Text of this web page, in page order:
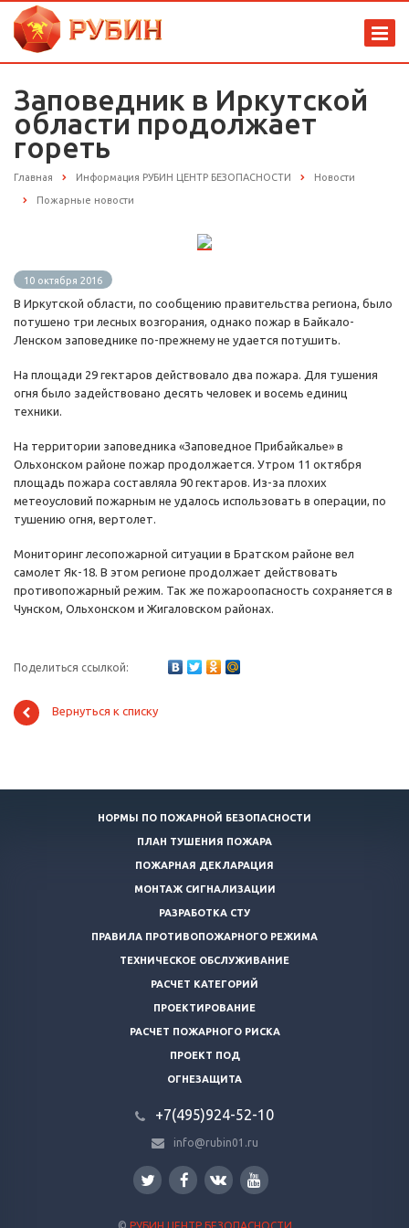
Заповедник в Иркутской
области продолжает
гореть
Главная Информация РУБИН ЦЕНТР БЕЗОПАСНОСТИ Новости
Пожарные новости
10 октября 2016
В Иркутской области, по сообщению правительства региона, было
потушено три лесных возгорания, однако пожар в Байкало-
Ленском заповеднике по-прежнему не удается потушить.
На площади 29 гектаров действовало два пожара. Для тушения
огня было задействовано десять человек и восемь единиц
техники.
На территории заповедника «Заповедное Прибайкалье» в
Ольхонском районе пожар продолжается. Утром 11 октября
площадь пожара составляла 90 гектаров. Из-за плохих
метеоусловий пожарным не удалось использовать в операции, по
тушению огня, вертолет.
Мониторинг лесопожарной ситуации в Братском районе вел
самолет Як-18. В этом регионе продолжает действовать
противопожарный режим. Так же пожароопасность сохраняется в
Чунском, Ольхонском и Жигаловском районах.
Поделиться ссылкой:
Вернуться к списку
НОРМЫ ПО ПОЖАРНОЙ БЕЗОПАСНОСТИ
ПЛАН ТУШЕНИЯ ПОЖАРА
ПОЖАРНАЯ ДЕКЛАРАЦИЯ
МОНТАЖ СИГНАЛИЗАЦИИ
РАЗРАБОТКА СТУ
ПРАВИЛА ПРОТИВОПОЖАРНОГО РЕЖИМА
ТЕХНИЧЕСКОЕ ОБСЛУЖИВАНИЕ
РАСЧЕТ КАТЕГОРИЙ
ПРОЕКТИРОВАНИЕ
РАСЧЕТ ПОЖАРНОГО РИСКА
ПРОЕКТ ПОД
ОГНЕЗАЩИТА
+7(495)924-52-10
info@rubin01.ru
© РУБИН ЦЕНТР БЕЗОПАСНОСТИ